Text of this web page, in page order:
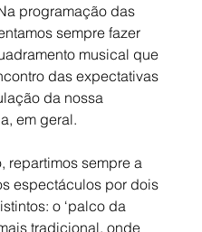
programação das
sempre fazer
musical que
das expectativas
da nossa
em geral.
repartimos sempre a
espectáculos por dois
o ‘palco da
tradicional, onde